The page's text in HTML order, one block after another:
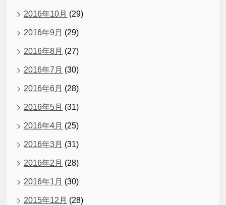
2016年10月 (29)
2016年9月 (29)
2016年8月 (27)
2016年7月 (30)
2016年6月 (28)
2016年5月 (31)
2016年4月 (25)
2016年3月 (31)
2016年2月 (28)
2016年1月 (30)
2015年12月 (28)